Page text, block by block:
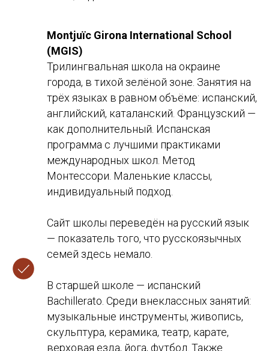
Montjuïc Girona International School
(MGIS)
Трилингвальная школа на окраине
города, в тихой зелёной зоне. Занятия на
трёх языках в равном объёме: испанский,
английский, каталанский. Французский —
как дополнительный. Испанская
программа с лучшими практиками
международных школ. Метод
Монтессори. Маленькие классы,
индивидуальный подход.
Сайт школы переведён на русский язык
— показатель того, что русскоязычных
семей здесь немало.
В старшей школе — испанский
Bachillerato. Среди внеклассных занятий:
музыкальные инструменты, живопись,
скульптура, керамика, театр, карате,
верховая езда, йога, футбол. Также